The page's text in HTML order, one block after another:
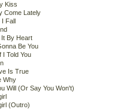
Kiss
Come Lately
I Fall
It By Heart
Be You
I Told You
Is True
Why
Will (Or Say You Won't)
(Outro)